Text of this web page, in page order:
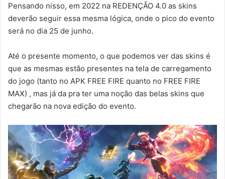
Pensando nisso, em 2022 na REDENÇÃO 4.0 as skins
deverão seguir essa mesma lógica, onde o pico do evento
será no dia 25 de junho.
Até o presente momento, o que podemos ver das skins é
que as mesmas estão presentes na tela de carregamento
do jogo (tanto no APK FREE FIRE quanto no FREE FIRE
MAX) , mas já da pra ter uma noção das belas skins que
chegarão na nova edição do evento.